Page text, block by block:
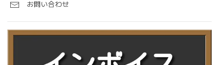
お問い合わせ